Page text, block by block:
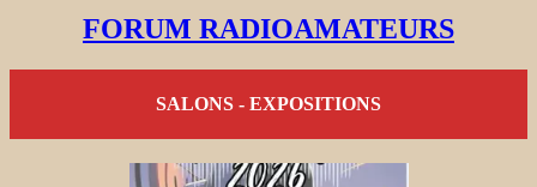
FORUM RADIOAMATEURS
SALONS - EXPOSITIONS